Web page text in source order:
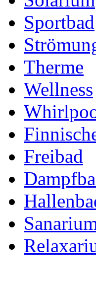
Sportbad
Therme
Wellness
Freibad